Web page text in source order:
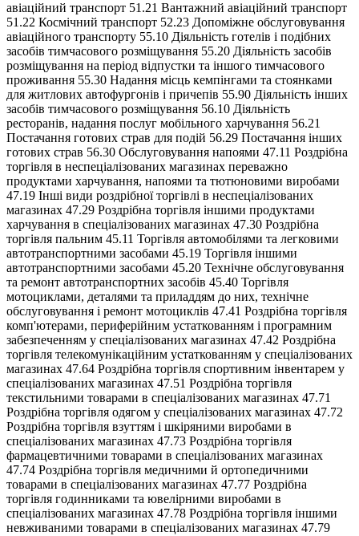
авіаційний транспорт 51.21 Вантажний авіаційний транспорт
51.22 Космічний транспорт 52.23 Допоміжне обслуговування
авіаційного транспорту 55.10 Діяльність готелів і подібних
засобів тимчасового розміщування 55.20 Діяльність засобів
розміщування на період відпустки та іншого тимчасового
проживання 55.30 Надання місць кемпінгами та стоянками
для житлових автофургонів і причепів 55.90 Діяльність інших
засобів тимчасового розміщування 56.10 Діяльність
ресторанів, надання послуг мобільного харчування 56.21
Постачання готових страв для подій 56.29 Постачання інших
готових страв 56.30 Обслуговування напоями 47.11 Роздрібна
торгівля в неспеціалізованих магазинах переважно
продуктами харчування, напоями та тютюновими виробами
47.19 Інші види роздрібної торгівлі в неспеціалізованих
магазинах 47.29 Роздрібна торгівля іншими продуктами
харчування в спеціалізованих магазинах 47.30 Роздрібна
торгівля пальним 45.11 Торгівля автомобілями та легковими
автотранспортними засобами 45.19 Торгівля іншими
автотранспортними засобами 45.20 Технічне обслуговування
та ремонт автотранспортних засобів 45.40 Торгівля
мотоциклами, деталями та приладдям до них, технічне
обслуговування і ремонт мотоциклів 47.41 Роздрібна торгівля
комп'ютерами, периферійним устаткованням і програмним
забезпеченням у спеціалізованих магазинах 47.42 Роздрібна
торгівля телекомунікаційним устаткованням у спеціалізованих
магазинах 47.64 Роздрібна торгівля спортивним інвентарем у
спеціалізованих магазинах 47.51 Роздрібна торгівля
текстильними товарами в спеціалізованих магазинах 47.71
Роздрібна торгівля одягом у спеціалізованих магазинах 47.72
Роздрібна торгівля взуттям і шкіряними виробами в
спеціалізованих магазинах 47.73 Роздрібна торгівля
фармацевтичними товарами в спеціалізованих магазинах
47.74 Роздрібна торгівля медичними й ортопедичними
товарами в спеціалізованих магазинах 47.77 Роздрібна
торгівля годинниками та ювелірними виробами в
спеціалізованих магазинах 47.78 Роздрібна торгівля іншими
невживаними товарами в спеціалізованих магазинах 47.79